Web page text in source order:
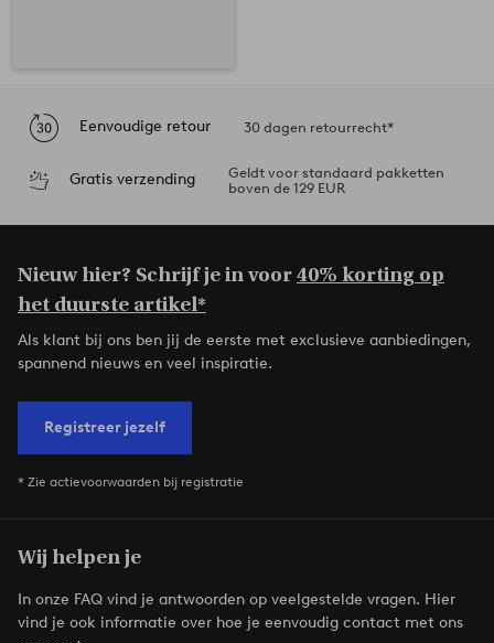
Eenvoudige retour 30 dagen retourrecht*
Gratis verzending
Geldt voor standaard pakketten
boven de 129 EUR
Nieuw hier? Schrijf je in voor40% korting op
het duurste artikel*
Als klant bij ons ben jij de eerste met exclusieve aanbiedingen,
spannend nieuws en veel inspiratie.
Registreer jezelf
* Zie actievoorwaarden bij registratie
Wij helpen je
In onze FAQ vind je antwoorden op veelgestelde vragen. Hier
vind je ook informatie over hoe je eenvoudig contact met ons